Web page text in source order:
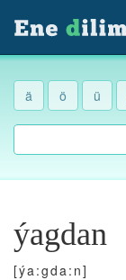
ä ö ü
ýagdan
[ýa:gda:n]